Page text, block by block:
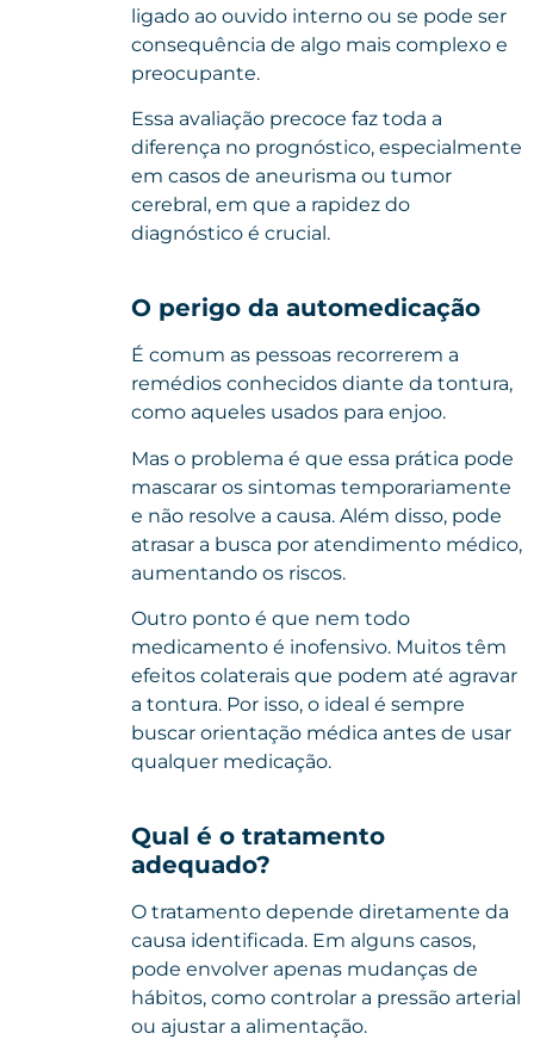
ligado ao ouvido interno ou se pode ser
consequência de algo mais complexo e
preocupante.
Essa avaliação precoce faz toda a
diferença no prognóstico, especialmente
em casos de aneurisma ou tumor
cerebral, em que a rapidez do
diagnóstico é crucial.
O perigo da automedicação
É comum as pessoas recorrerem a
remédios conhecidos diante da tontura,
como aqueles usados para enjoo.
Mas o problema é que essa prática pode
mascarar os sintomas temporariamente
e não resolve a causa. Além disso, pode
atrasar a busca por atendimento médico,
aumentando os riscos.
Outro ponto é que nem todo
medicamento é inofensivo. Muitos têm
efeitos colaterais que podem até agravar
a tontura. Por isso, o ideal é sempre
buscar orientação médica antes de usar
qualquer medicação.
Qual é o tratamento
adequado?
O tratamento depende diretamente da
causa identificada. Em alguns casos,
pode envolver apenas mudanças de
hábitos, como controlar a pressão arterial
ou ajustar a alimentação.